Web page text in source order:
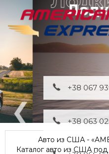
Лодки
+38 067
+38 063
Авто из США -
Каталог авто из США под